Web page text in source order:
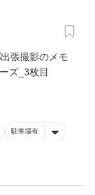
駐車場有